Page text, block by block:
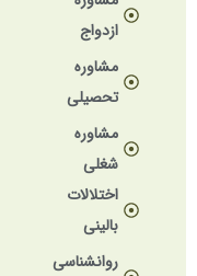
ازدواج
مشاوره
تحصیلی
مشاوره
شغلی
اختلالات
بالینی
روانشناسی